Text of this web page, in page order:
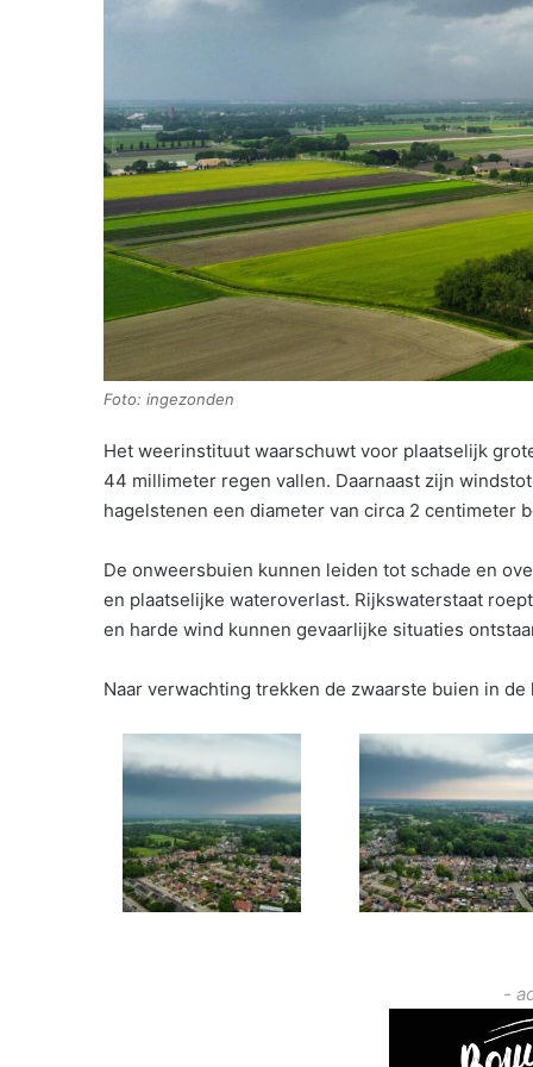
Foto: ingezonden
Het weerinstituut waarschuwt voor plaatselijk
44 millimeter regen vallen. Daarnaast zijn
hagelstenen een diameter van circa 2 centimeter
De onweersbuien kunnen leiden tot schade en
en plaatselijke wateroverlast. Rijkswaterstaat
en harde wind kunnen gevaarlijke situaties
Naar verwachting trekken de zwaarste buien in
-